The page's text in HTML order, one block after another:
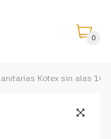
0
Kotex sin alas 10